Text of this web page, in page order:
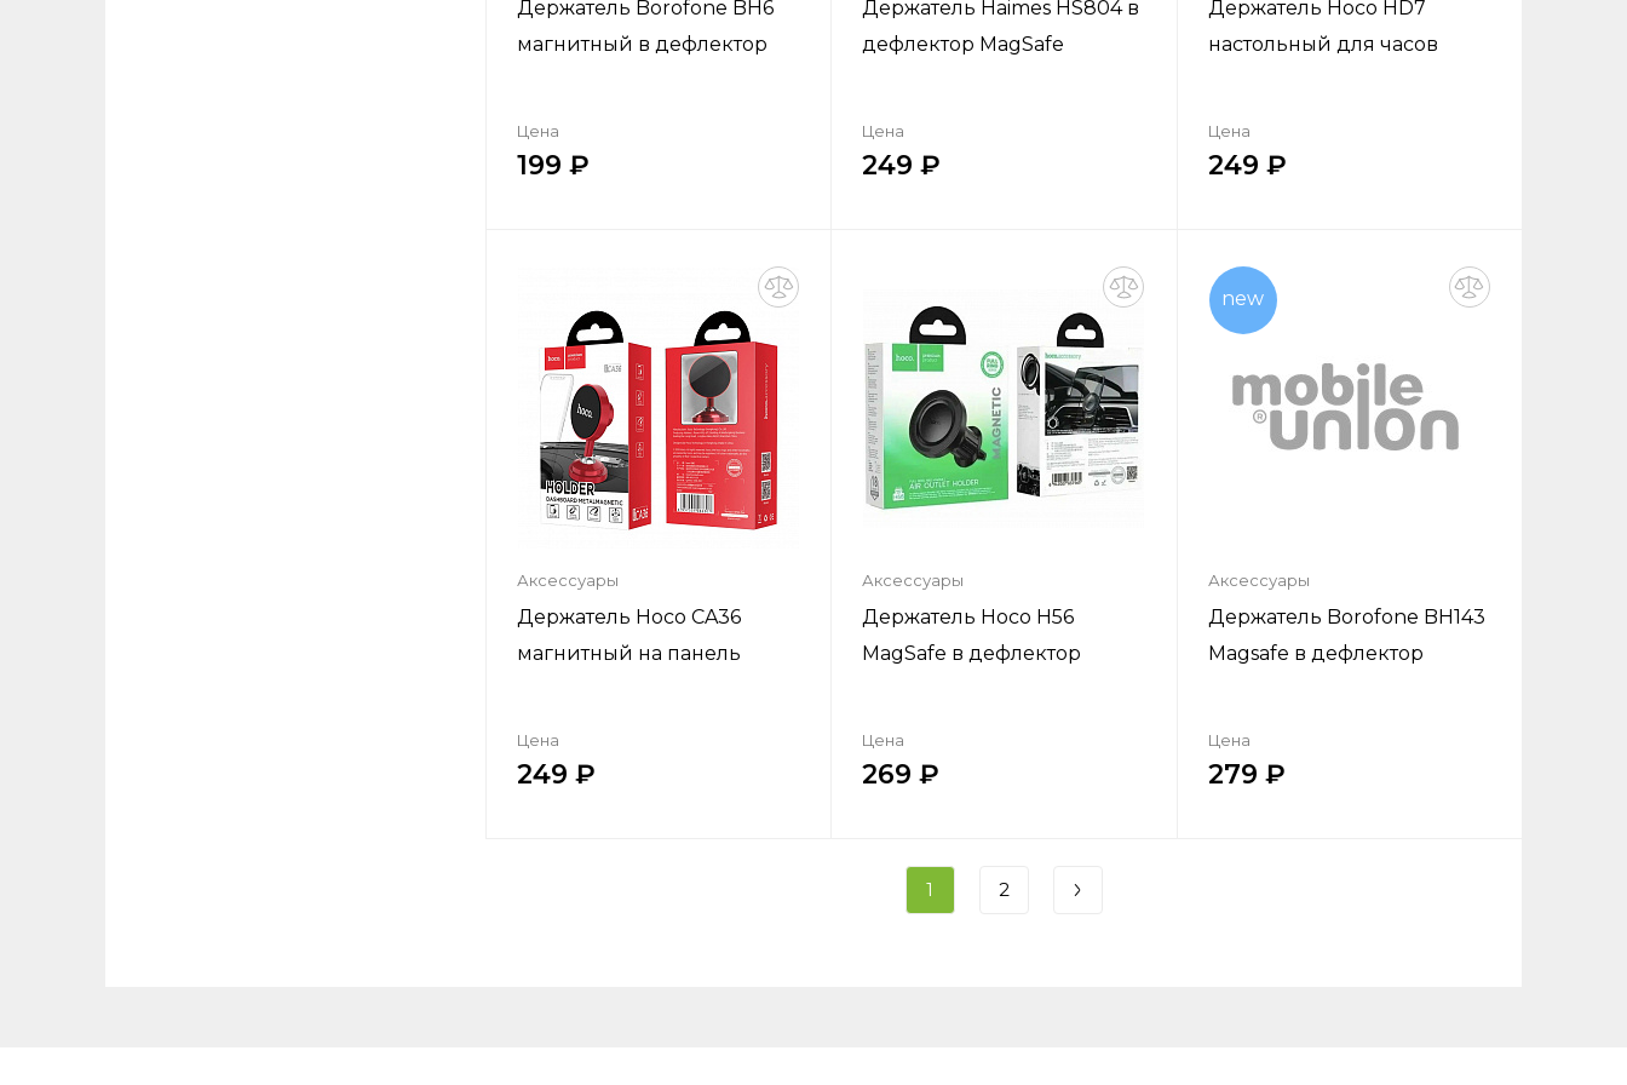
Держатель Borofone BH6
магнитный в дефлектор
Цена
199
Добавить в корзину
Держатель Haimes HS804 в
дефлектор MagSafe
Цена
249
Добавить в корзину
Держатель Hoco HD7
настольный для часов
Цена
249
Добавить в корзину
Аксессуары
Держатель Hoco CA36
магнитный на панель
Цена
249
Аксессуары
Держатель Hoco H56
MagSafe в дефлектор
Цена
269
new
Аксессуары
Держатель Borofone BH143
Magsafe в дефлектор
Цена
279
1 2